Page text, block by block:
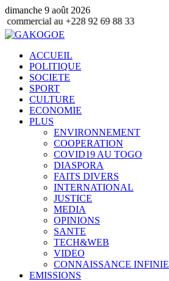
dimanche 9 août 2026
+228 92 69 88 33
ACCUEIL
POLITIQUE
SOCIETE
SPORT
CULTURE
ECONOMIE
PLUS
ENVIRONNEMENT
COOPERATION
COVID19 AU TOGO
DIASPORA
FAITS DIVERS
INTERNATIONAL
JUSTICE
MEDIA
OPINIONS
SANTE
TECH&WEB
VIDEO
CONNAISSANCE INFINIE
EMISSIONS